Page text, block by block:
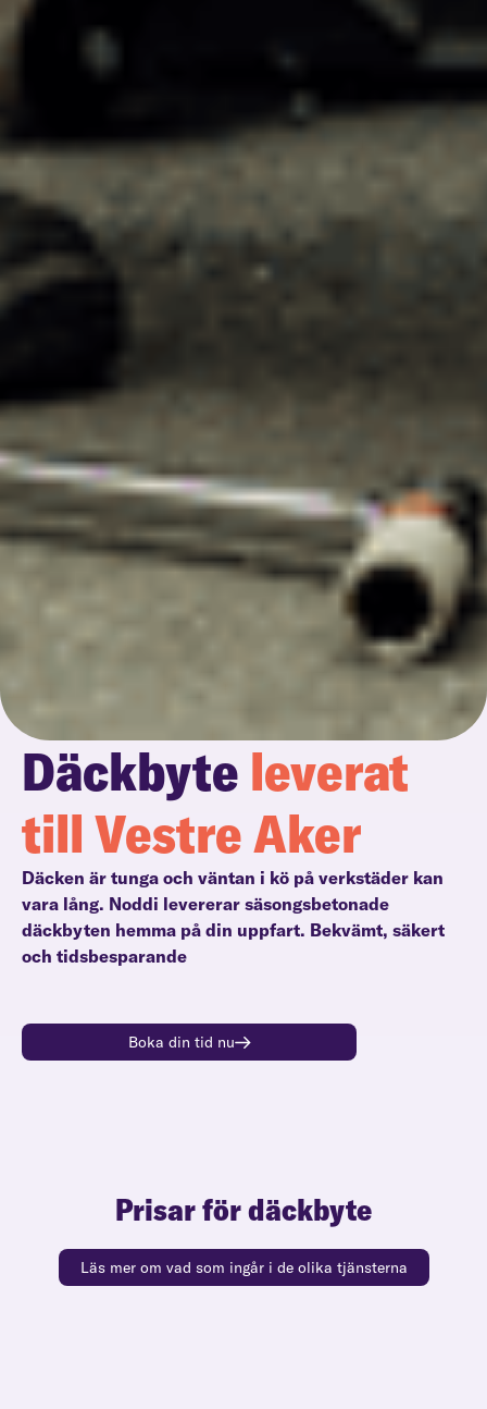
Däckbyte leverat
till Vestre Aker
Däcken är tunga och väntan i kö på verkstäder kan
vara lång. Noddi levererar säsongsbetonade
däckbyten hemma på din uppfart. Bekvämt, säkert
och tidsbesparande
Boka din tid nu
Prisar för däckbyte
Läs mer om vad som ingår i de olika tjänsterna